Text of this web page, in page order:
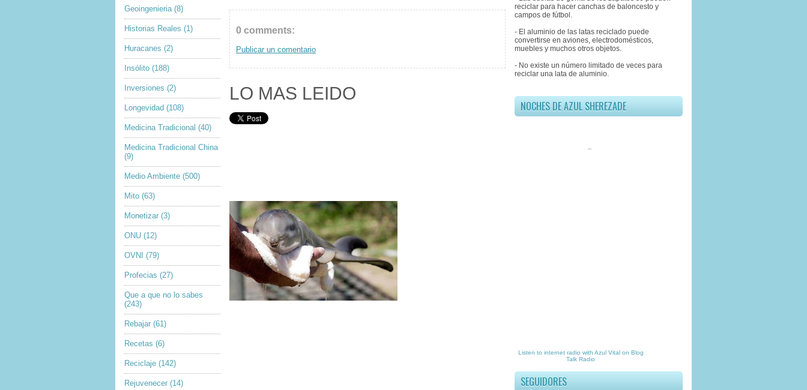
Geoingenieria (8)
Historias Reales (1)
Huracanes (2)
Insólito (188)
Inversiones (2)
Longevidad (108)
Medicina Tradicional (40)
Medicina Tradicional China
(9)
Medio Ambiente (500)
Mito (63)
Monetizar (3)
ONU (12)
OVNI (79)
Profecias (27)
Que a que no lo sabes
(243)
Rebajar (61)
Recetas (6)
Reciclaje (142)
Rejuvenecer (14)
0 comments:
Publicar un comentario
LO MAS LEIDO
reciclar para hacer canchas de baloncesto y
campos de fútbol.
- El aluminio de las latas reciclado puede
convertirse en aviones, electrodomésticos,
muebles y muchos otros objetos.
- No existe un número limitado de veces para
reciclar una lata de aluminio.
NOCHES DE AZUL SHEREZADE
Listen to internet radio with Azul Vitalon Blog
Talk Radio
SEGUIDORES